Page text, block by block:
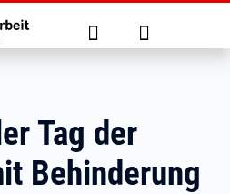
Suche Anmelden
Tag der
Behinderung